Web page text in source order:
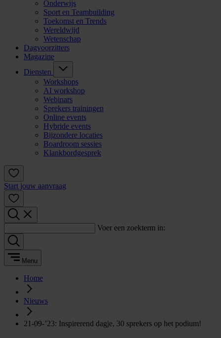
Onderwijs
Sport en Teambuilding
Toekomst en Trends
Wereldwijd
Wetenschap
Dagvoorzitters
Magazine
Diensten
Workshops
AI workshop
Webinars
Sprekers trainingen
Online events
Hybride events
Bijzondere locaties
Boardroom sessies
Klankbordgesprek
Start jouw aanvraag
Voer een zoekterm in:
Menu
Home
Nieuws
21-09-’23: Inspirerend dagje, 30 sprekers op het podium!